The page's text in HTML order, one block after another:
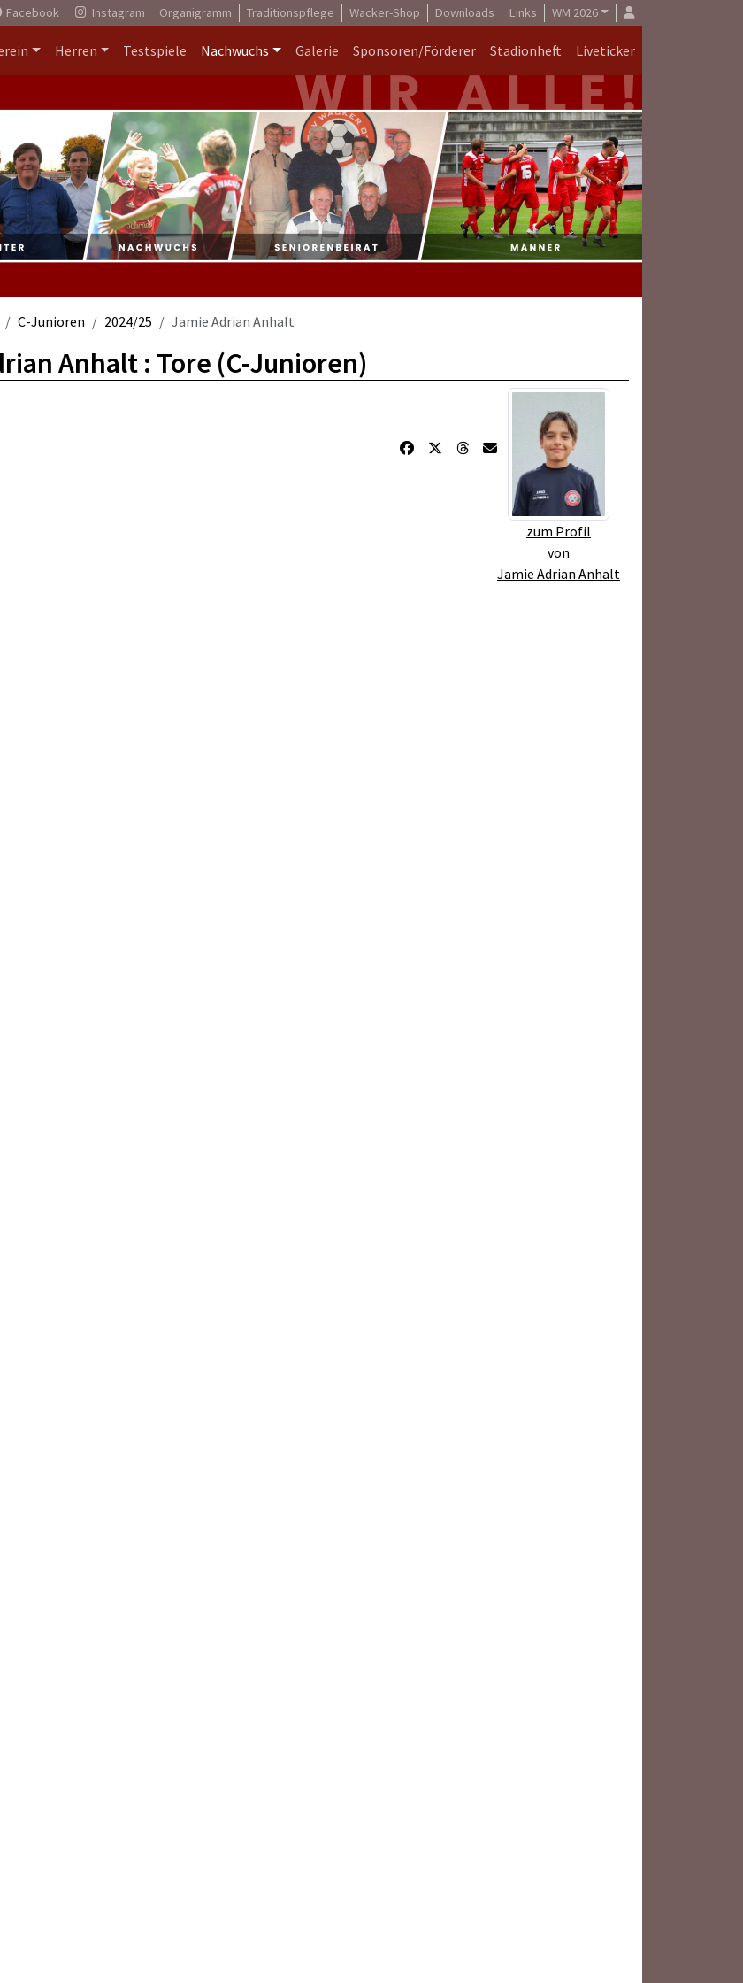
Facebook Instagram Organigramm Traditionspflege Wacker-Shop Downloads Links WM 2026
Herren Testspiele Nachwuchs Galerie Sponsoren/Förderer Stadionheft Liveticker
C-Junioren 2024/25 Jamie Adrian Anhalt
Anhalt : Tore (C-Junioren)
zum Profil
von
Jamie Adrian Anhalt